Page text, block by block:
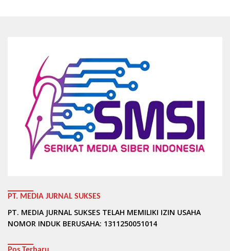
PT. MEDIA JURNAL SUKSES
PT. MEDIA JURNAL SUKSES TELAH MEMILIKI IZIN USAHA
NOMOR INDUK BERUSAHA: 1311250051014